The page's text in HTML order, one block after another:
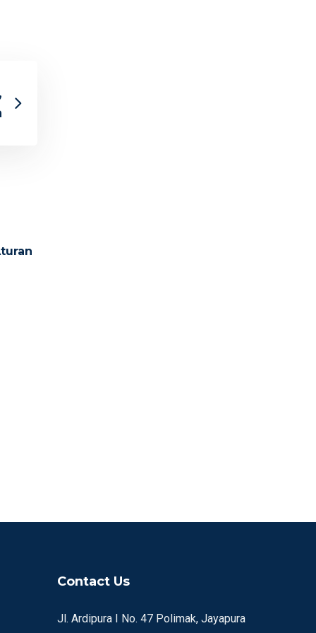
Contact Us
Jl. Ardipura I No. 47 Polimak, Jayapura